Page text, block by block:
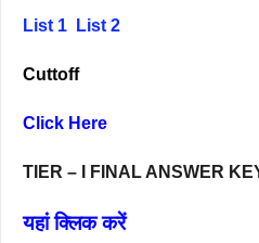
List 1 List 2
Cuttoff
Click Here
TIER – I FINAL ANSWER
यहां क्लिक करें